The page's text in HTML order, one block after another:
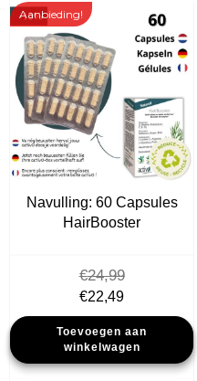
Navulling: 60 Capsules
HairBooster
€24,99
Oorspronkelijke
prijs
was:
€24,99.
€22,49Huidige
prijs
is:
€22,49.
Toevoegen aan
winkelwagen
Aanbieding!